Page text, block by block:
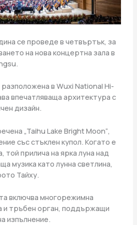
се проведе в четвъртък, за
на нова концертна зала в
в Wuxi National Hi-
впечатляваща архитектура с
дизайн.
„Taihu Lake Bright Moon“,
със стъклен купол. Когато е
прилича на ярка луна над
музика като лунна светлина,
Тайху.
включва многорежимна
и тръбен орган, поддържащи
изпълнение.